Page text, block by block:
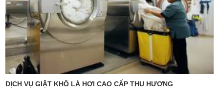
DỊCH VỤ GIẶT KHÔ LÀ HƠI CAO CẤP THU HƯƠNG